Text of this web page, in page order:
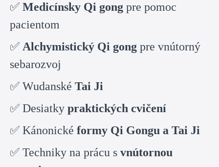
✅ Medicínsky Qi gong pre pomoc
pacientom
✅ Alchymistický Qi gong pre vnútorný
sebarozvoj
✅ Wudanské Tai Ji
✅ Desiatky praktických cvičení
✅ Kánonické formy Qi Gongu a Tai Ji
✅ Techniky na prácu s vnútornou